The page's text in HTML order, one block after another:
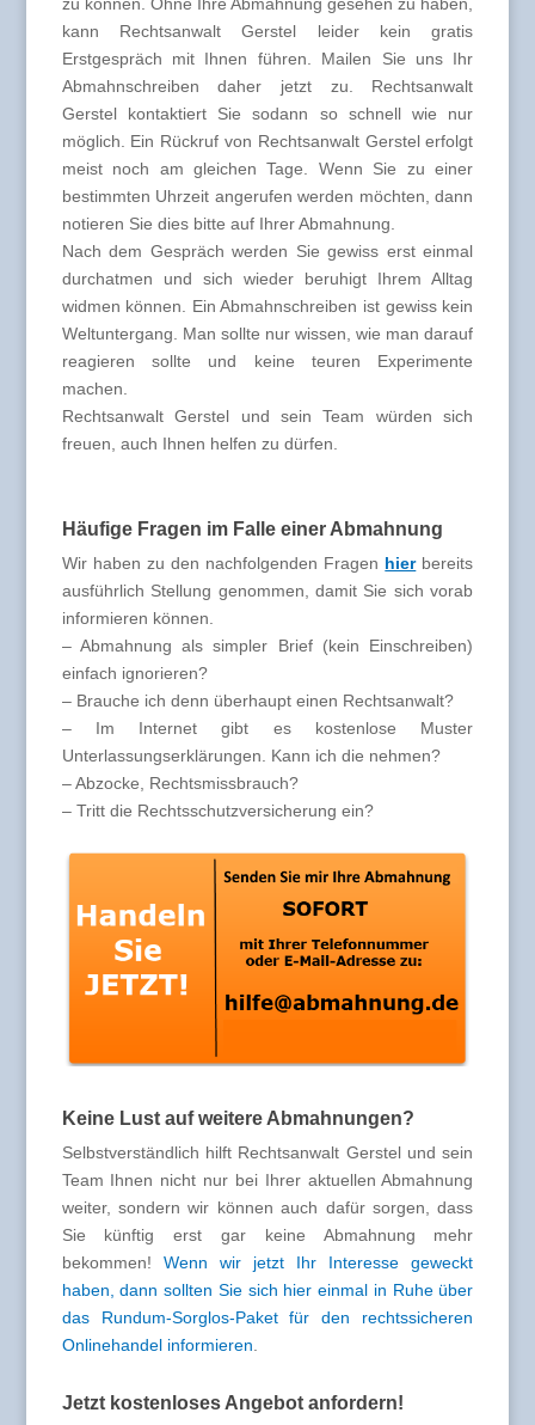
zu können. Ohne Ihre Abmahnung gesehen zu haben,
kann Rechtsanwalt Gerstel leider kein gratis
Erstgespräch mit Ihnen führen. Mailen Sie uns Ihr
Abmahnschreiben daher jetzt zu. Rechtsanwalt
Gerstel kontaktiert Sie sodann so schnell wie nur
möglich. Ein Rückruf von Rechtsanwalt Gerstel erfolgt
meist noch am gleichen Tage. Wenn Sie zu einer
bestimmten Uhrzeit angerufen werden möchten, dann
notieren Sie dies bitte auf Ihrer Abmahnung.
Nach dem Gespräch werden Sie gewiss erst einmal
durchatmen und sich wieder beruhigt Ihrem Alltag
widmen können. Ein Abmahnschreiben ist gewiss kein
Weltuntergang. Man sollte nur wissen, wie man darauf
reagieren sollte und keine teuren Experimente
machen.
Rechtsanwalt Gerstel und sein Team würden sich
freuen, auch Ihnen helfen zu dürfen.
Häufige Fragen im Falle einer Abmahnung
Wir haben zu den nachfolgenden Fragen hierbereits
ausführlich Stellung genommen, damit Sie sich vorab
informieren können.
– Abmahnung als simpler Brief (kein Einschreiben)
einfach ignorieren?
– Brauche ich denn überhaupt einen Rechtsanwalt?
– Im Internet gibt es kostenlose Muster
Unterlassungserklärungen. Kann ich die nehmen?
– Abzocke, Rechtsmissbrauch?
– Tritt die Rechtsschutzversicherung ein?
Keine Lust auf weitere Abmahnungen?
Selbstverständlich hilft Rechtsanwalt Gerstel und sein
Team Ihnen nicht nur bei Ihrer aktuellen Abmahnung
weiter, sondern wir können auch dafür sorgen, dass
Sie künftig erst gar keine Abmahnung mehr
bekommen! Wenn wir jetzt Ihr Interesse geweckt
haben, dann sollten Sie sich hier einmal in Ruhe über
das Rundum-Sorglos-Paket für den rechtssicheren
Onlinehandel informieren
Jetzt kostenloses Angebot anfordern!